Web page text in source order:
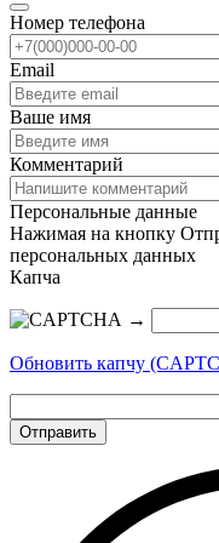
Номер телефона
Email
Ваше имя
Комментарий
Персональные данные
Нажимая на кнопку
персональных данных
Капча
→
Обновить капчу
Отправить